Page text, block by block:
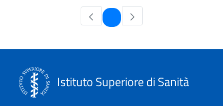
Pagina
Istituto Superiore di Sanità